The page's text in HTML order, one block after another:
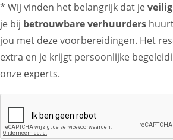
* Wij vinden het belangrijk dat jeveilig
je bij betrouwbare verhuurders
jou met deze voorbereidingen. Het
extra en je krijgt persoonlijke
onze experts.